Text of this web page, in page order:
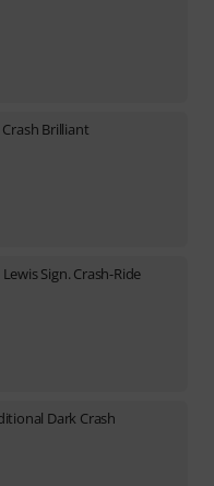
Crash Brilliant
Sign. Crash-Ride
Dark Crash